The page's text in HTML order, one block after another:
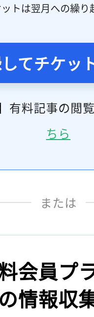
トは翌月への繰り
てチケッ
有料記事の閲
ちら
または
会員プ
情報収